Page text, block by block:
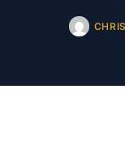
CHRIS